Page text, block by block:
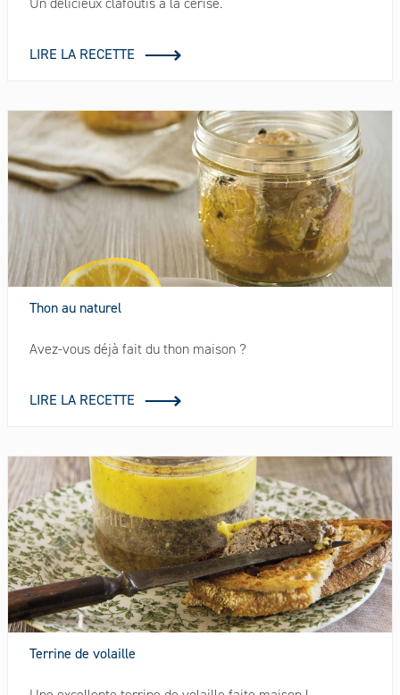
LIRE LA RECETTE
Thon au naturel
Avez-vous déjà fait du thon maison ?
LIRE LA RECETTE
Terrine de volaille